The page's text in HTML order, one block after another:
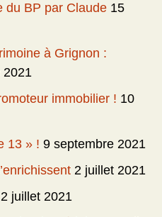
du BP par Claude 15
à Grignon :
2021
immobilier ! 10
13 » ! 9 septembre 2021
2 juillet 2021
2 juillet 2021